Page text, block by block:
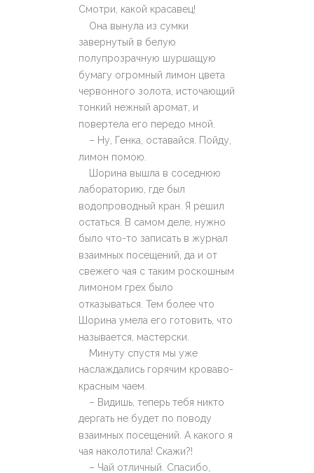
Смотри, какой красавец!
Она вынула из сумки
завернутый в белую
полупрозрачную шуршащую
бумагу огромный лимон цвета
червонного золота, источающий
тонкий нежный аромат, и
повертела его передо мной.
– Ну, Генка, оставайся. Пойду,
лимон помою.
Шорина вышла в соседнюю
лабораторию, где был
водопроводный кран. Я решил
остаться. В самом деле, нужно
было что-то записать в журнал
взаимных посещений, да и от
свежего чая с таким роскошным
лимоном грех было
отказываться. Тем более что
Шорина умела его готовить, что
называется, мастерски.
Минуту спустя мы уже
наслаждались горячим кроваво-
красным чаем.
– Видишь, теперь тебя никто
дергать не будет по поводу
взаимных посещений. А какого я
чая наколотила! Скажи?!
– Чай отличный. Спасибо,